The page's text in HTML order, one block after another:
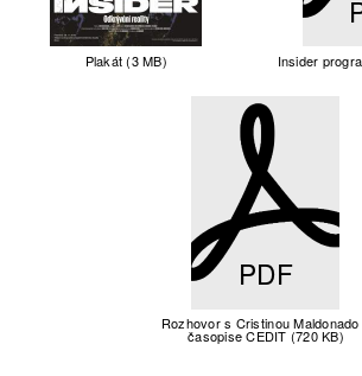
Plakát (3 MB) Insider
PDF
Rozhovor s Cristinou
časopise CEDIT (720 KB)